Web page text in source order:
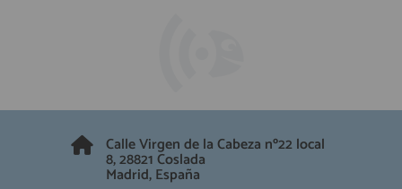
Calle Virgen de la Cabeza nº22 local
8, 28821 Coslada
Madrid, España